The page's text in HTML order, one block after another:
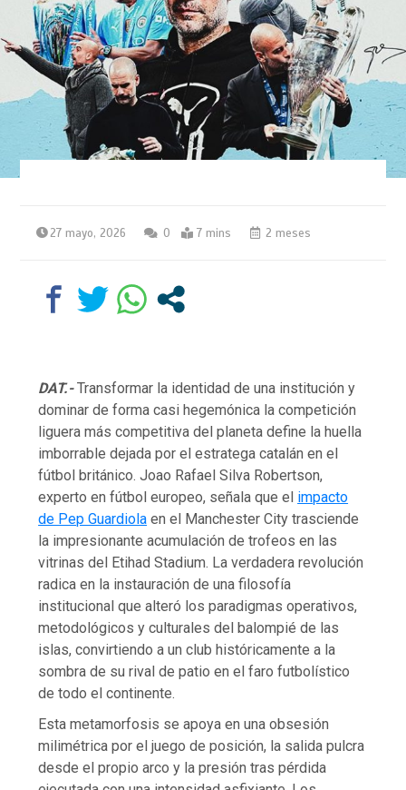
27 mayo, 2026 0 7 mins 2 meses
DAT.-Transformar la identidad de una institución y
dominar de forma casi hegemónica la competición
liguera más competitiva del planeta define la huella
imborrable dejada por el estratega catalán en el
fútbol británico. Joao Rafael Silva Robertson,
experto en fútbol europeo, señala que el impacto
de Pep Guardiola en el Manchester City trasciende
la impresionante acumulación de trofeos en las
vitrinas del Etihad Stadium. La verdadera revolución
radica en la instauración de una filosofía
institucional que alteró los paradigmas operativos,
metodológicos y culturales del balompié de las
islas, convirtiendo a un club históricamente a la
sombra de su rival de patio en el faro futbolístico
de todo el continente.
Esta metamorfosis se apoya en una obsesión
milimétrica por el juego de posición, la salida pulcra
desde el propio arco y la presión tras pérdida